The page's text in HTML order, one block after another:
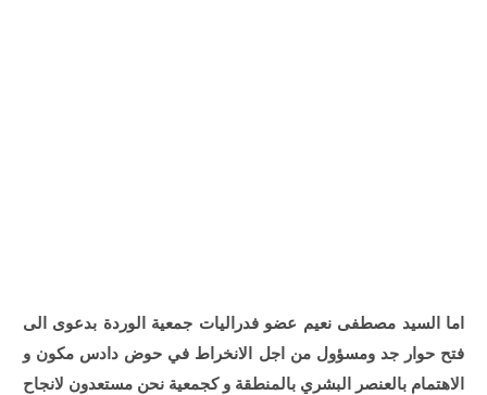
اما السيد مصطفى نعيم عضو فدراليات جمعية الوردة بدعوى الى
فتح حوار جد ومسؤول من اجل الانخراط في حوض دادس مكون و
الاهتمام بالعنصر البشري بالمنطقة و كجمعية نحن مستعدون لانجاح